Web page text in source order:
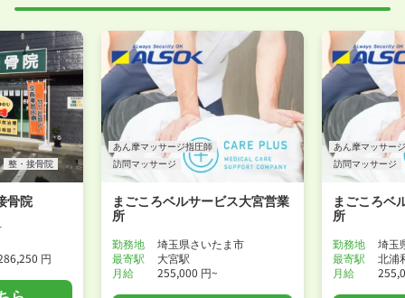
整・接骨院
骨院
円
あん摩マッサージ指圧師
訪問マッサージ
まごころベルサービス大宮営業
所
勤務地
埼玉県さいたま市
最寄駅
大宮駅
月給
255,000 円~
あん摩マッサー
訪問マッサージ
まごころベ
所
勤務地
埼玉
最寄駅
北浦
月給